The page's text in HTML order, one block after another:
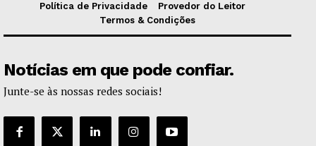
Política de Privacidade
Provedor do Leitor
Termos & Condições
Notícias em que pode confiar.
Junte-se às nossas redes sociais!